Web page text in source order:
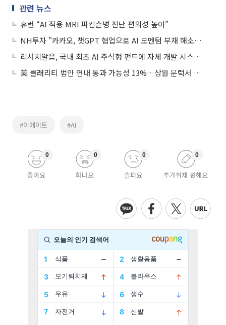
관련 뉴스
휴런 “AI 적용 MRI 파킨슨병 진단 편의성 높아”
NH투자 "카카오, 챗GPT 협업으로 AI 모멘텀 부재 해소…목표가↑"
리서치알음, 국내 최초 AI 주식형 펀드에 자체 개발 시스템 제공
美 클래리티 법안 연내 통과 가능성 13%…상원 문턱서 제동
#이에이트 #AI
좋아요
0
화나요
0
슬퍼요
0
추가취재 원해요
0